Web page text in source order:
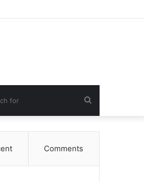
Search
for
Comments